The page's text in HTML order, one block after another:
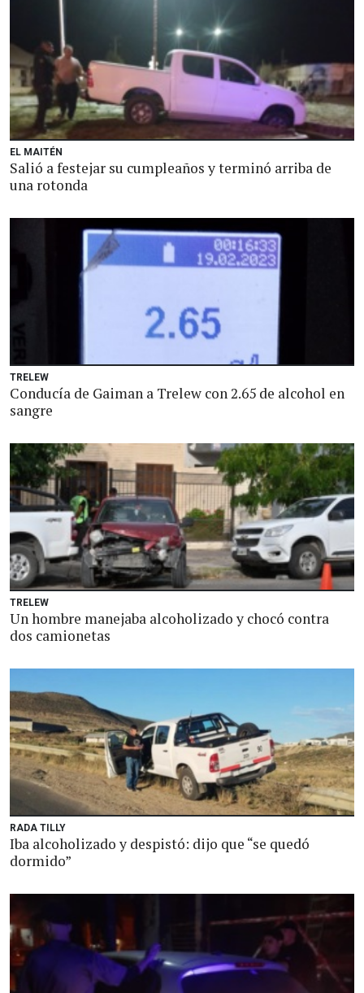
EL MAITÉN
Salió a festejar su cumpleaños y terminó arriba de
una rotonda
TRELEW
Conducía de Gaiman a Trelew con 2.65 de alcohol en
sangre
TRELEW
Un hombre manejaba alcoholizado y chocó contra
dos camionetas
RADA TILLY
Iba alcoholizado y despistó: dijo que “se quedó
dormido”